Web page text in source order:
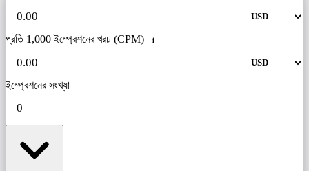
প্রতি 1,000 ইম্প্রেশনের খরচ (CPM) i
ইম্প্রেশনের সংখ্যা